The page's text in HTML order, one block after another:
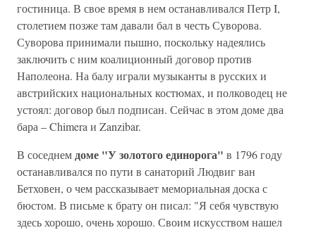
гостиница. В свое время в нем останавливался Петр I,
столетием позже там давали бал в честь Суворова.
Суворова принимали пышно, поскольку надеялись
заключить с ним коалиционный договор против
Наполеона. На балу играли музыканты в русских и
австрийских национальных костюмах, и полководец не
устоял: договор был подписан. Сейчас в этом доме два
бара – Chimera и Zanzibar.
В соседнемдоме "У золотого единорога" в 1796 году
останавливался по пути в санаторий Людвиг ван
Бетховен, о чем рассказывает мемориальная доска с
бюстом. В письме к брату он писал: "Я себя чувствую
здесь хорошо, очень хорошо. Своим искусством нашел